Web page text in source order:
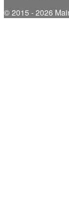
© 2015 - 2026